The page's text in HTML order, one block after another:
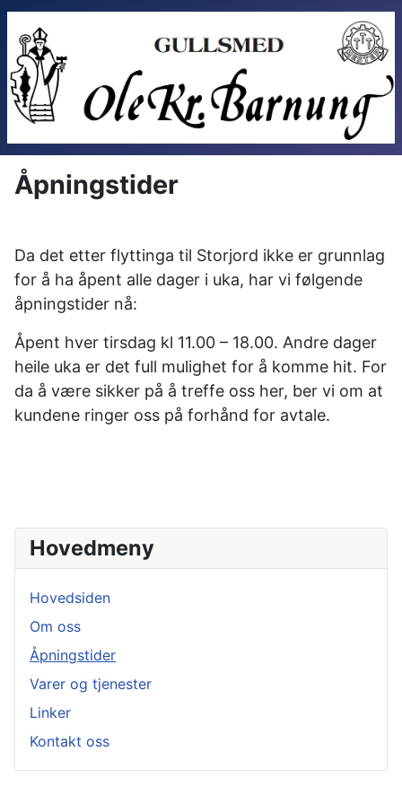
Åpningstider
Da det etter flyttinga til Storjord ikke er grunnlag
for å ha åpent alle dager i uka, har vi følgende
åpningstider nå:
Åpent hver tirsdag kl 11.00 – 18.00. Andre dager
heile uka er det full mulighet for å komme hit. For
da å være sikker på å treffe oss her, ber vi om at
kundene ringer oss på forhånd for avtale.
Hovedmeny
Hovedsiden
Om oss
Åpningstider
Varer og tjenester
Linker
Kontakt oss